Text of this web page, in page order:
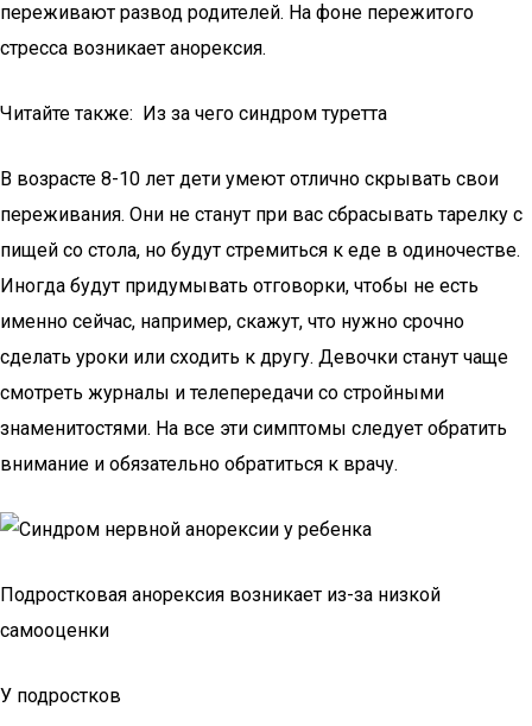
переживают развод родителей. На фоне пережитого
стресса возникает анорексия.
Читайте также: Из за чего синдром туретта
В возрасте 8-10 лет дети умеют отлично скрывать свои
переживания. Они не станут при вас сбрасывать тарелку с
пищей со стола, но будут стремиться к еде в одиночестве.
Иногда будут придумывать отговорки, чтобы не есть
именно сейчас, например, скажут, что нужно срочно
сделать уроки или сходить к другу. Девочки станут чаще
смотреть журналы и телепередачи со стройными
знаменитостями. На все эти симптомы следует обратить
внимание и обязательно обратиться к врачу.
Подростковая анорексия возникает из-за низкой
самооценки
У подростков